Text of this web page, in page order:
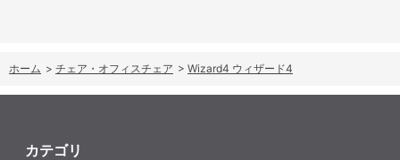
ホーム > チェア・オフィスチェア > Wizard4 ウィザード4
カテゴリ